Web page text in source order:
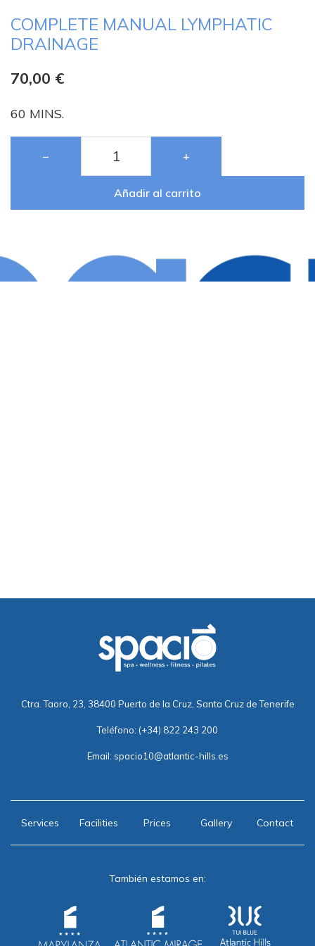
COMPLETE MANUAL LYMPHATIC
DRAINAGE
70,00 €
60 MINS.
− +
Añadir al carrito
Ctra. Taoro, 23, 38400 Puerto de la Cruz, Santa Cruz de Tenerife
Teléfono: (+34) 822 243 200
Email: spacio10@atlantic-hills.es
Services Facilities Prices Gallery Contact
También estamos en: